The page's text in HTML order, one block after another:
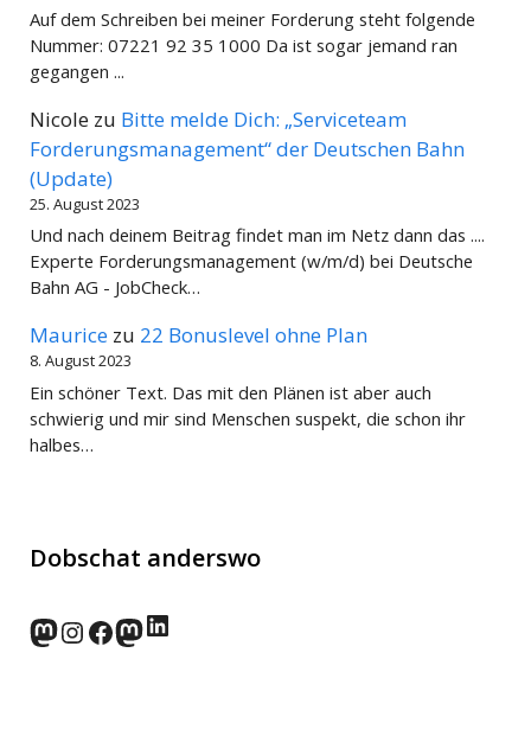
Auf dem Schreiben bei meiner Forderung steht folgende
Nummer: 07221 92 35 1000 Da ist sogar jemand ran
gegangen ...
Nicole zu Bitte melde Dich: „Serviceteam
Forderungsmanagement“ der Deutschen Bahn
(Update)
25. August 2023
Und nach deinem Beitrag findet man im Netz dann das ....
Experte Forderungsmanagement (w/m/d) bei Deutsche
Bahn AG - JobCheck…
Maurice zu 22 Bonuslevel ohne Plan
8. August 2023
Ein schöner Text. Das mit den Plänen ist aber auch
schwierig und mir sind Menschen suspekt, die schon ihr
halbes…
Dobschat anderswo
norden.social
Instagram
Facebook
wp-punks.social
LinkedIn